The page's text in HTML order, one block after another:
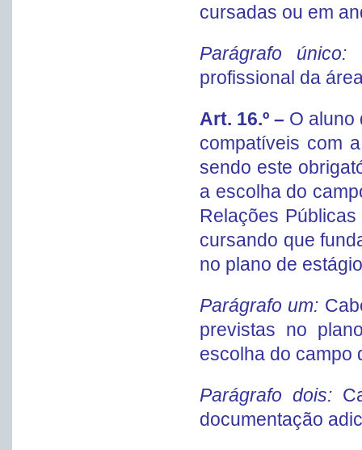
cursadas ou em
Parágrafo único:
profissional da
Art. 16.º – O aluno
compatíveis com
sendo este
a escolha do
Relações
cursando que
no plano de
Parágrafo um:
previstas no
escolha do campo
Parágrafo dois:
documentação